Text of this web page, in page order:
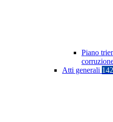
Piano
Atti generali 142